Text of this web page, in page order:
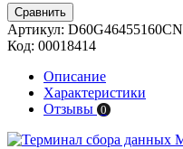
Сравнить
Артикул: D60G46455160CN
Код: 00018414
Описание
Характеристики
Отзывы 0